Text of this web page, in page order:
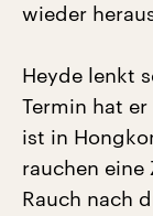
wieder
Heyde lenkt
Termin hat
ist in
rauchen
Rauch nach